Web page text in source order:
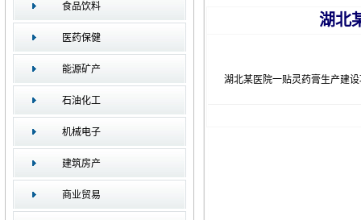
食品饮料
医药保健
能源矿产
石油化工
机械电子
建筑房产
商业贸易
湖北
湖北某医院一贴灵药膏生产建